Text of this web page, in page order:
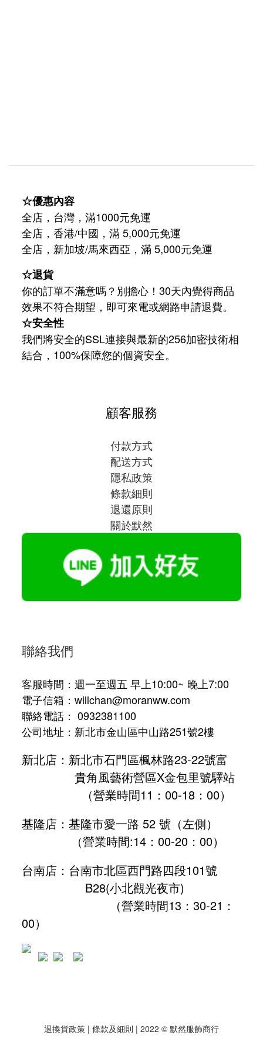
☆優惠內容
全店，台灣，滿1000元免運
全店，香港/中國，滿 5,000元免運
全店，新加坡/馬來西亞，滿 5,000元免運
☆退貨
你的訂單不滿意嗎？別擔心！30天內覺得商品
效果不符合期望，即可來電或網路申請退費。
☆安全性
我們將安全的SSL連接與最新的256加密技術相
結合，100%保障您的個資安全。
顧客服務
付款方式
配送方式
隱私政策
條款細則
退還原則
關於默然
聯絡我們
客服時間：週一至週五 早上10:00~ 晚上7:00
電子信箱：willchan@moranww.com
聯絡電話： 0932381100
公司地址：新北市金山區中山路251號2樓
新北店：新北市石門區楓林路23-22號富
貴角風藝術營區X金包里號驛站
（營業時間11：00-18：00）
基隆店：基隆市愛一路 52 號（左側）
（營業時間:14：00-20：00）
台南店：台南市北區西門路四段101號
B28(小北觀光夜市)
（營業時間13：30-21：
00）
退換貨政策 | 條款及細則 | 2022 © 默然服飾商行